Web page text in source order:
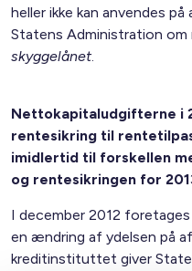
heller ikke kan anvendes
Statens Administration om
skyggelånet.
Nettokapitaludgifterne i
rentesikring til
imidlertid til forskellen
og rentesikringen for
I december 2012
en ændring af ydelsen på
kreditinstituttet giver